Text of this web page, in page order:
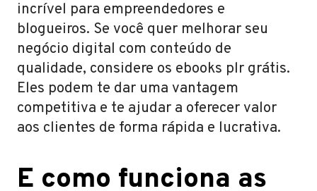
incrível para empreendedores e
blogueiros. Se você quer melhorar seu
negócio digital com conteúdo de
qualidade, considere os ebooks plr grátis.
Eles podem te dar uma vantagem
competitiva e te ajudar a oferecer valor
aos clientes de forma rápida e lucrativa.
E como funciona as